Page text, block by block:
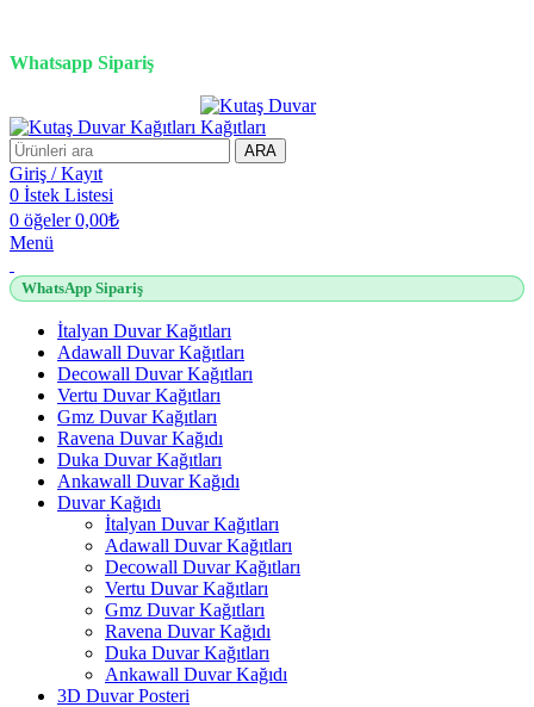
Whatsapp Sipariş
ARA
Giriş / Kayıt
0 İstek Listesi
0 öğeler 0,00₺
Menü
WhatsApp Sipariş
İtalyan Duvar Kağıtları
Adawall Duvar Kağıtları
Decowall Duvar Kağıtları
Vertu Duvar Kağıtları
Gmz Duvar Kağıtları
Ravena Duvar Kağıdı
Duka Duvar Kağıtları
Ankawall Duvar Kağıdı
Duvar Kağıdı
İtalyan Duvar Kağıtları
Adawall Duvar Kağıtları
Decowall Duvar Kağıtları
Vertu Duvar Kağıtları
Gmz Duvar Kağıtları
Ravena Duvar Kağıdı
Duka Duvar Kağıtları
Ankawall Duvar Kağıdı
3D Duvar Posteri